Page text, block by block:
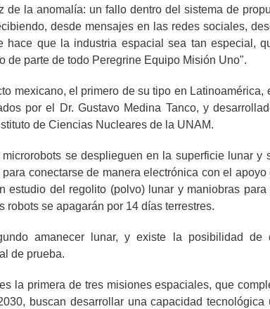
de la anomalía: un fallo dentro del sistema de
desde mensajes en las redes sociales,
hace que la industria espacial sea tan especial,
de parte de todo Peregrine Equipo Misión Uno".
mexicano, el primero de su tipo en
por el Dr. Gustavo Medina Tanco, y
de Ciencias Nucleares de la UNAM.
se desplieguen en la superficie lunar y
para conectarse de manera electrónica con el
estudio del regolito (polvo) lunar y maniobras
robots se apagarán por 14 días terrestres.
amanecer lunar, y existe la posibilidad de
de prueba.
la primera de tres misiones espaciales, que
buscan desarrollar una capacidad